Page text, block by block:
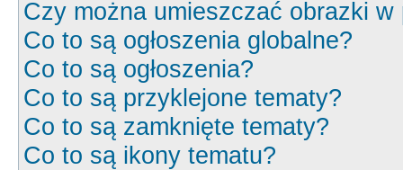
Czy można umieszczać obrazki w
Co to są ogłoszenia globalne?
Co to są ogłoszenia?
Co to są przyklejone tematy?
Co to są zamknięte tematy?
Co to są ikony tematu?